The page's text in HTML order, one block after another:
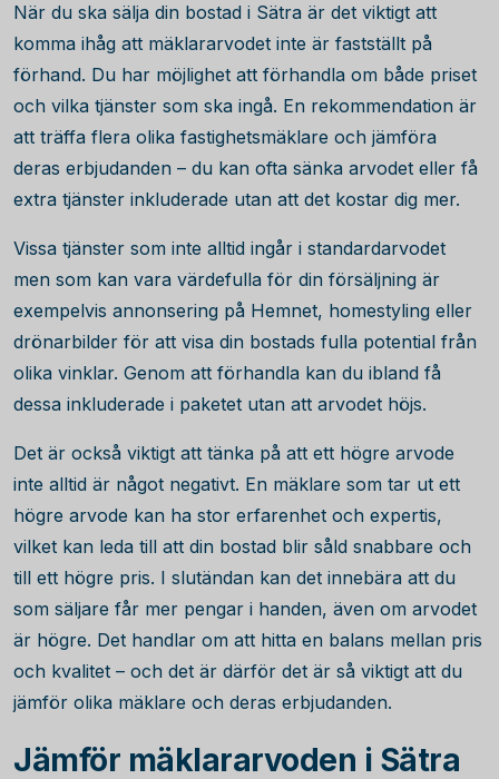
När du ska sälja din bostad i Sätra är det viktigt att
komma ihåg att mäklararvodet inte är fastställt på
förhand. Du har möjlighet att förhandla om både priset
och vilka tjänster som ska ingå. En rekommendation är
att träffa flera olika fastighetsmäklare och jämföra
deras erbjudanden – du kan ofta sänka arvodet eller få
extra tjänster inkluderade utan att det kostar dig mer.
Vissa tjänster som inte alltid ingår i standardarvodet
men som kan vara värdefulla för din försäljning är
exempelvis annonsering på Hemnet, homestyling eller
drönarbilder för att visa din bostads fulla potential från
olika vinklar. Genom att förhandla kan du ibland få
dessa inkluderade i paketet utan att arvodet höjs.
Det är också viktigt att tänka på att ett högre arvode
inte alltid är något negativt. En mäklare som tar ut ett
högre arvode kan ha stor erfarenhet och expertis,
vilket kan leda till att din bostad blir såld snabbare och
till ett högre pris. I slutändan kan det innebära att du
som säljare får mer pengar i handen, även om arvodet
är högre. Det handlar om att hitta en balans mellan pris
och kvalitet – och det är därför det är så viktigt att du
jämför olika mäklare och deras erbjudanden.
Jämför mäklararvoden i Sätra